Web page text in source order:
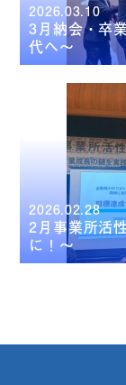
2026.03.10
3月納会・卒
代へ～
2026.02.28
2月事業所活
に！～